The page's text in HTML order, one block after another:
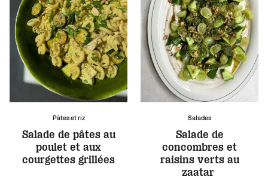
Pâtes et riz
Salade de pâtes au
poulet et aux
courgettes grillées
Salades
Salade de
concombres et
raisins verts au
zaatar